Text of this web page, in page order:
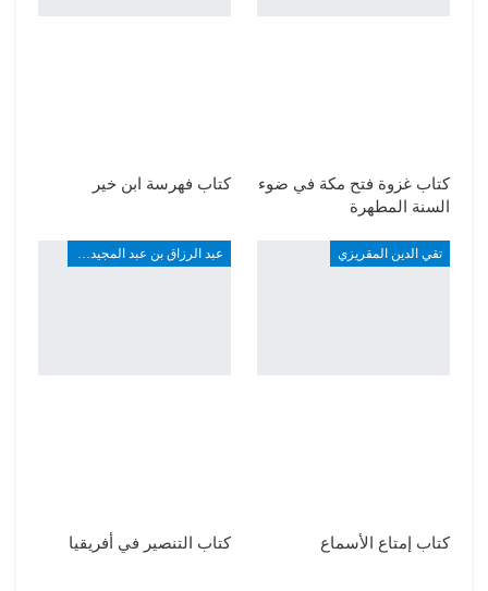
كتاب غزوة فتح مكة في ضوء
السنة المطهرة
كتاب فهرسة ابن خير
تقي الدين المقريزي
كتاب إمتاع الأسماع كتاب التنصير في أفريقيا